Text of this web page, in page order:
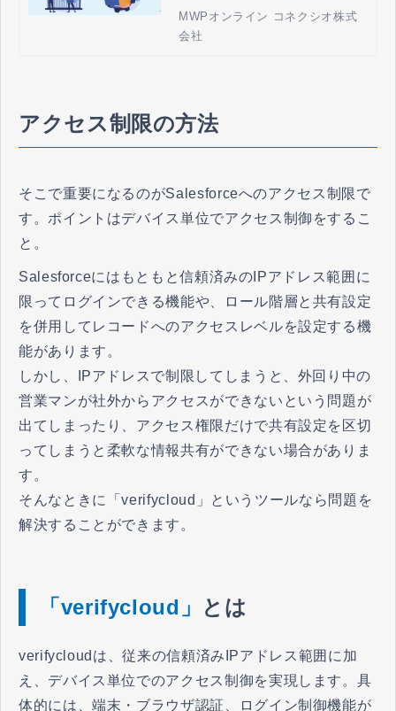
徴や機能の紹介、また実際のユー
スケースをもとに活用方法につい
MWPオンライン コネクシオ株式
会社
アクセス制限の方法
そこで重要になるのがSalesforceへのアクセス制限で
す。ポイントはデバイス単位でアクセス制御をするこ
と。
Salesforceにはもともと信頼済みのIPアドレス範囲に
限ってログインできる機能や、ロール階層と共有設定
を併用してレコードへのアクセスレベルを設定する機
能があります。
しかし、IPアドレスで制限してしまうと、外回り中の
営業マンが社外からアクセスができないという問題が
出てしまったり、アクセス権限だけで共有設定を区切
ってしまうと柔軟な情報共有ができない場合がありま
す。
そんなときに「verifycloud」というツールなら問題を
解決することができます。
「verifycloud」 とは
verifycloudは、従来の信頼済みIPアドレス範囲に加
え、デバイス単位でのアクセス制御を実現します。具
体的には、端末・ブラウザ認証、ログイン制御機能が